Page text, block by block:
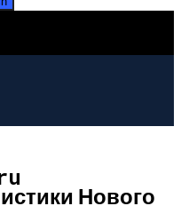
Нового